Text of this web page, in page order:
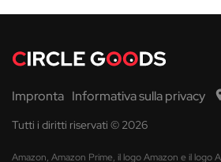
Impronta Informativa sulla privacy
Tutti i diritti riservati © 2026
Amazon, Amazon Prime, il logo Amazon e il logo